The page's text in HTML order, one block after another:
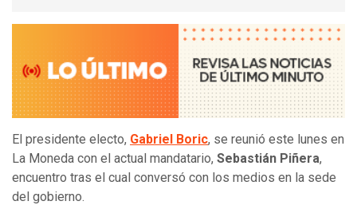
El presidente electo, Gabriel Boric, se reunió este lunes en
La Moneda con el actual mandatario, Sebastián Piñera,
encuentro tras el cual conversó con los medios en la sede
del gobierno.